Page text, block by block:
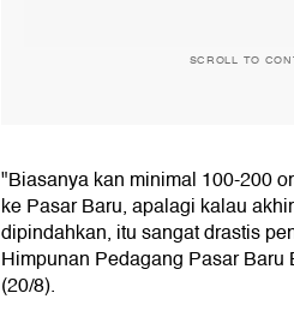
SCROLL TO
"Biasanya kan minimal 100-200
ke Pasar Baru, apalagi kalau
dipindahkan, itu sangat drastis
Himpunan Pedagang Pasar
(20/8).